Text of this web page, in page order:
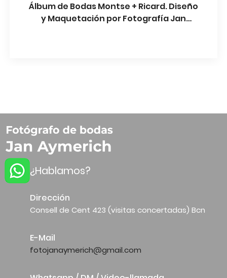
Álbum de Bodas Montse + Ricard. Diseño
y Maquetación por Fotografía Jan
¿Hablamos?
Dirección
Consell de Cent 423 (visitas concertadas) Bcn
E-Mail
fotojanaymerich@gmail.com